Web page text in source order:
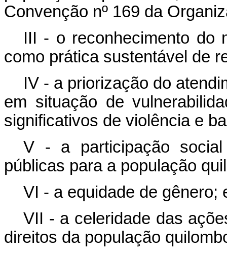
Convenção nº 169 da
III - o reconhecimento do
como prática sustentável de
IV - a priorização do
em situação de
significativos de violência e
V - a participação
públicas para a população
VI - a equidade de gênero;
VII - a celeridade das
direitos da população